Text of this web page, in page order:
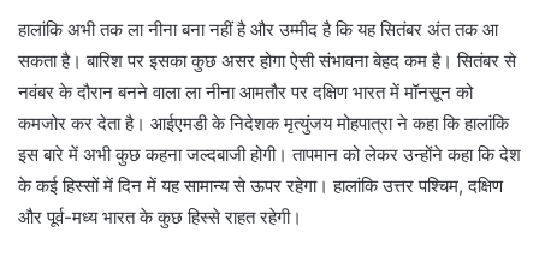
हालांकि अभी तक ला नीना बना नहीं है और उम्मीद है कि यह सितंबर अंत तक आ
सकता है। बारिश पर इसका कुछ असर होगा ऐसी संभावना बेहद कम है। सितंबर से
नवंबर के दौरान बनने वाला ला नीना आमतौर पर दक्षिण भारत में मॉनसून को
कमजोर कर देता है। आईएमडी के निदेशक मृत्युंजय मोहपात्रा ने कहा कि हालांकि
इस बारे में अभी कुछ कहना जल्दबाजी होगी। तापमान को लेकर उन्होंने कहा कि देश
के कई हिस्सों में दिन में यह सामान्य से ऊपर रहेगा। हालांकि उत्तर पश्चिम, दक्षिण
और पूर्व-मध्य भारत के कुछ हिस्से राहत रहेगी।